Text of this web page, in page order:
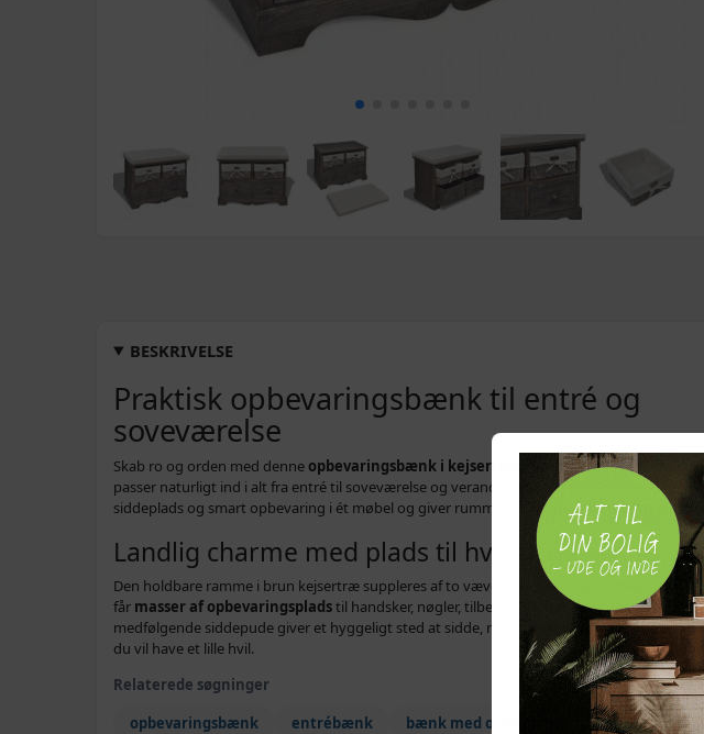
BESKRIVELSE
Praktisk opbevaringsbænk til entré og
soveværelse
Skab ro og orden med denne opbevaringsbænk i kejsertræ
. Det enkle, elegante design
passer naturligt ind i alt fra entré til soveværelse og veranda. Bænken kombinerer
siddeplads og smart opbevaring i ét møbel og giver rummet et varmt, rustikt udtryk.
Landlig charme med plads til hverdagens ting
Den holdbare ramme i brun kejsertræ suppleres af to vævede kurve og to træskuffer, så du
får masser af opbevaringspladstil handsker, nøgler, tilbehør eller småting. Den
medfølgende siddepude giver et hyggeligt sted at sidde, når skoene skal af og på, eller når
du vil have et lille hvil.
Relaterede søgninger
opbevaringsbænk
entrébænk bænk med opbevaring
træbænk